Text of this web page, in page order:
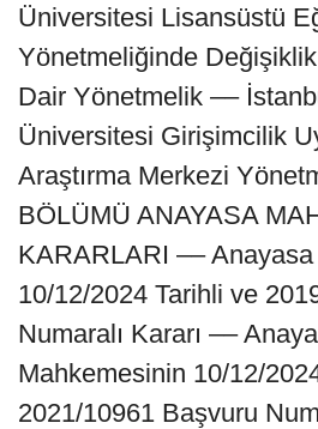
Üniversitesi Lisansüstü
Yönetmeliğinde Değişiklik
Dair Yönetmelik ––
Üniversitesi Girişimcilik
Araştırma Merkezi
BÖLÜMÜ ANAYASA
KARARLARI ––
10/12/2024 Tarihli ve
Numaralı Kararı ––
Mahkemesinin 10/12/
2021/10961 Başvuru